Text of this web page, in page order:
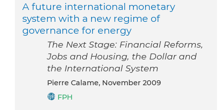
A future international monetary
system with a new regime of
governance for energy
The Next Stage: Financial Reforms,
Jobs and Housing, the Dollar and
the International System
Pierre Calame, November 2009
FPH